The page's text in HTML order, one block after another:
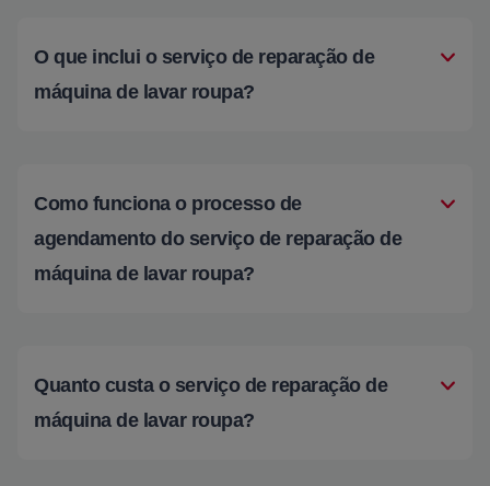
O que inclui o serviço de reparação de
máquina de lavar roupa?
Como funciona o processo de
agendamento do serviço de reparação de
máquina de lavar roupa?
Quanto custa o serviço de reparação de
máquina de lavar roupa?